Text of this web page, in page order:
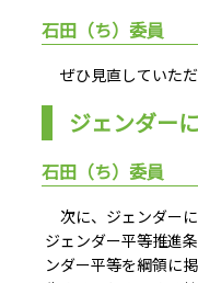
石田（ち）委員
ぜひ見直していただ
ジェンダー
石田（ち）委員
次に、ジェンダーに
ジェンダー平等推進
ンダー平等を綱領に